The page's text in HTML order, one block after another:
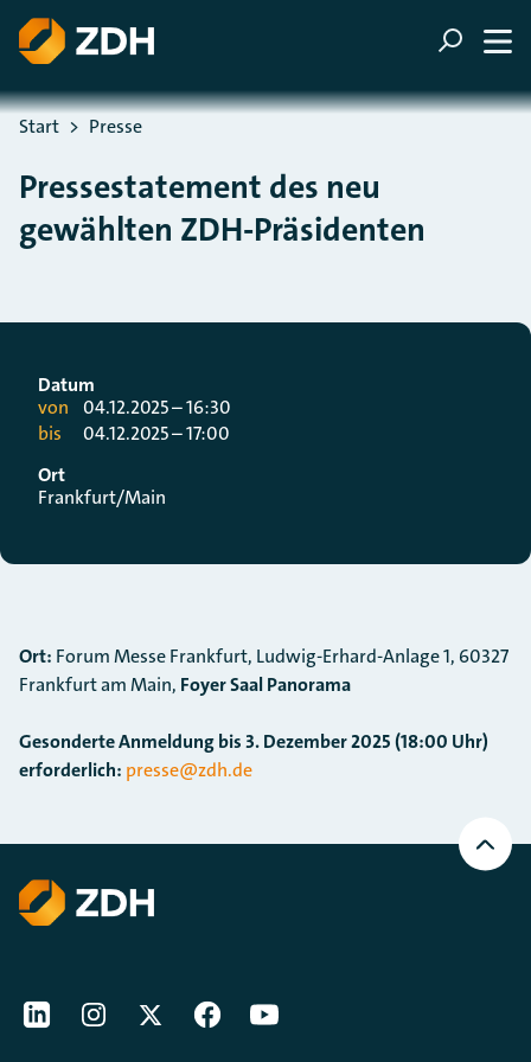
ZUM HAUPTINHALT SPRINGEN
ZUR SUCHE SPRINGEN
Sie befinden sich hier:
Start Presse
Pressestatement des neu
gewählten ZDH-Präsidenten
Datum
von
04.12.2025 – 16:30
bis
04.12.2025 – 17:00
Ort
Frankfurt/Main
Ort: Forum Messe Frankfurt, Ludwig-Erhard-Anlage 1, 60327
Frankfurt am Main, Foyer Saal Panorama
Gesonderte Anmeldung bis 3. Dezember 2025 (18:00 Uhr)
erforderlich: presse@zdh.de
oben
Scrollen
[Der ZDH in den Sozialen Netzwerken]
LinkedIninstagramTwitterFacebookYoutube